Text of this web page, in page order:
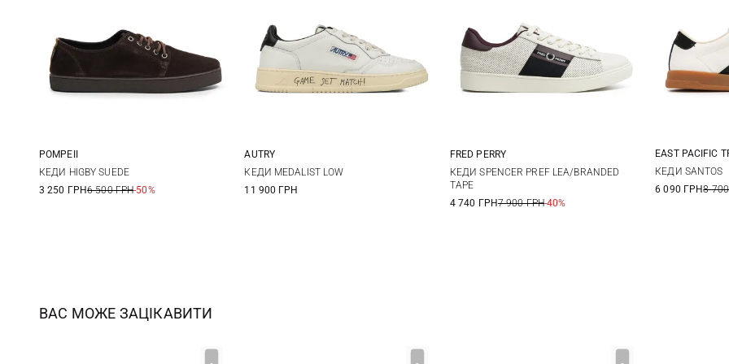
41 42
POMPEII
КЕДИ HIGBY SUEDE
3 250 ГРН6 500 ГРН-50%
40 41
AUTRY
КЕДИ MEDALIST LOW
11 900 ГРН
7 UK 8 UK 9 UK 9,5 UK
10 UK 11 UK 12 UK
FRED PERRY
КЕДИ SPENCER PREF LEA/BRANDED
TAPE
4 740 ГРН7 900 ГРН-40%
42 43
EAST PACIFIC
КЕДИ SANTOS
6 090 ГРН8
ВАС МОЖЕ ЗАЦІКАВИТИ